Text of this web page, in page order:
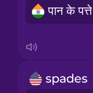
पान के पत्ते
spades